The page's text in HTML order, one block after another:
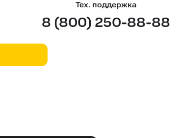
Тех. поддержка
8 (800) 250-88-88